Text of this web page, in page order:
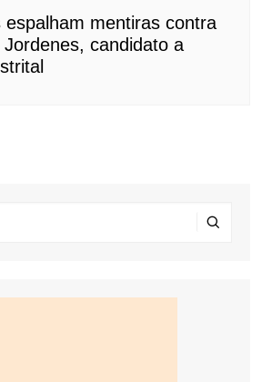
espalham mentiras contra
candidato a